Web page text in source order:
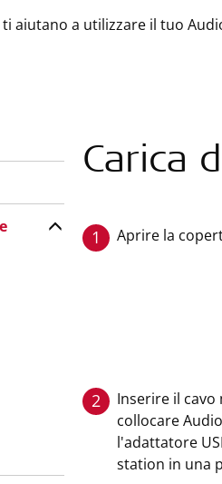
aiutano a utilizzare il tuo
Carica
1 Aprire la
2
Inserire il cavo
collocare
l'adattatore
station in una